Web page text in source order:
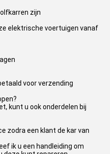
zijn
elektrische voertuigen vanaf
voor verzending
kunt u ook onderdelen bij
zodra een klant de kar van
ik u een handleiding om